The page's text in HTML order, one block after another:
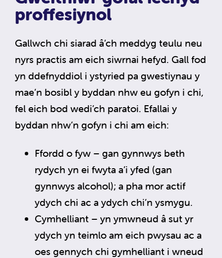
proffesiynol
Gallwch chi siarad â’ch meddyg teulu neu
nyrs practis am eich siwrnai hefyd. Gall fod
yn ddefnyddiol i ystyried pa gwestiynau y
mae’n bosibl y byddan nhw eu gofyn i chi,
fel eich bod wedi’ch paratoi. Efallai y
byddan nhw’n gofyn i chi am eich:
Ffordd o fyw – gan gynnwys beth
rydych yn ei fwyta a’i yfed (gan
gynnwys alcohol); a pha mor actif
ydych chi ac a ydych chi’n ysmygu.
Cymhelliant – yn ymwneud â sut yr
ydych yn teimlo am eich pwysau ac a
oes gennych chi gymhelliant i wneud